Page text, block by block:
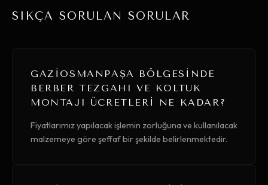
SIKÇA SORULAN SORULAR
GAZIOSMANPAŞA BÖLGESINDE
BERBER TEZGAHI VE KOLTUK
MONTAJI ÜCRETLERI NE KADAR?
Fiyatlarımız yapılacak işlemin zorluğuna ve kullanılacak
malzemeye göre şeffaf bir şekilde belirlenmektedir.